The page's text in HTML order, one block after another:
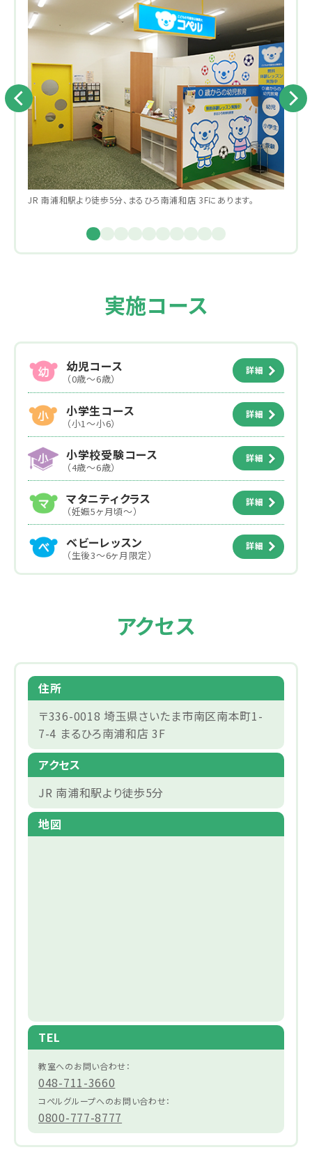
JR 南浦和駅より徒歩5分、まるひろ南浦和店 3Fにあります。
実施コース
幼児コース
（0歳～6歳）
詳細
小学生コース
（小1～小6）
詳細
小学校受験コース
（4歳～6歳）
詳細
マタニティクラス
（妊娠5ヶ月頃～）
詳細
ベビーレッスン
（生後3～6ヶ月限定）
詳細
アクセス
住所
〒336-0018 埼玉県さいたま市南区南本町1-
7-4 まるひろ南浦和店 3F
アクセス
JR 南浦和駅より徒歩5分
地図
TEL
教室へのお問い合わせ：
048-711-3660
コペルグループへのお問い合わせ：
0800-777-8777